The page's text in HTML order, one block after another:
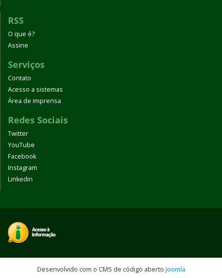
RSS
O que é?
Assine
Serviços
Contato
Acesso a sistemas
Área de imprensa
Redes Sociais
Twitter
YouTube
Facebook
Instagram
Linkedin
Desenvolvido com o CMS de código aberto Joomla